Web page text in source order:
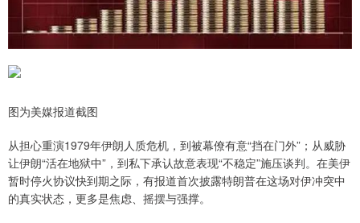
图为美媒报道截图
从担心重演1979年伊朗人质危机，到被幕僚有意“挡在门外”；从威胁
让伊朗“活在地狱中”，到私下承认故意表现“不稳定”施压谈判。在美伊
暂时停火协议快到期之际，有报道首次披露特朗普在这场对伊冲突中
的真实状态，更多是焦虑、摇摆与强撑。